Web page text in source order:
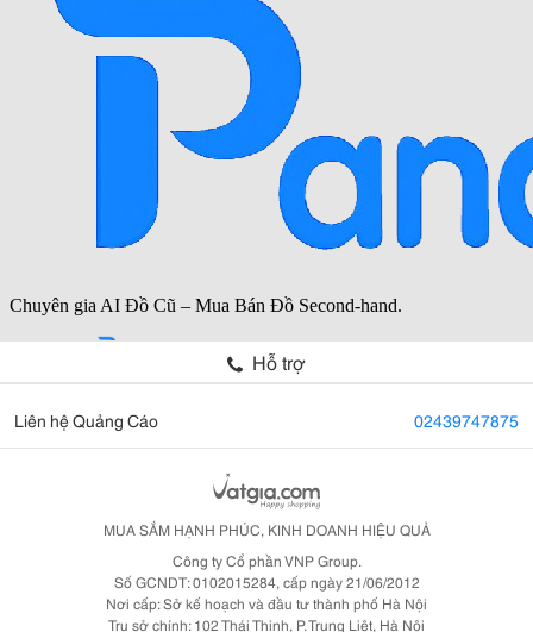
Hỗ trợ
Liên hệ Quảng Cáo 02439747875
MUA SẮM HẠNH PHÚC, KINH DOANH HIỆU QUẢ
Công ty Cổ phần VNP Group.
Số GCNDT: 0102015284, cấp ngày 21/06/2012
Nơi cấp: Sở kế hoạch và đầu tư thành phố Hà Nội
Trụ sở chính: 102 Thái Thịnh, P. Trung Liệt, Hà Nội